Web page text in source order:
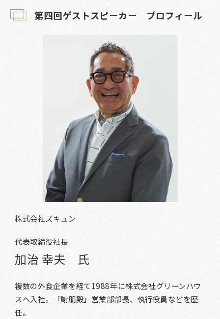
第四回ゲストスピーカー　プロフィール
株式会社ズキュン
代表取締役社長
加治 幸夫 氏
複数の外食企業を経て1988年に株式会社グリーンハウ
スへ入社。「謝朋殿」営業部部長、執行役員などを歴
任。